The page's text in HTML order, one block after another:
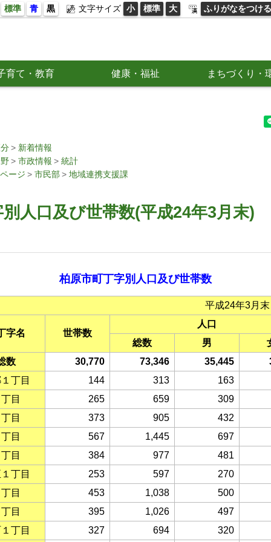
標準 青 黒 文字サイズ 小 標準 大 ふりがなをつける
育て・教育 健康・福祉 まちづくり・
新着情報
市政情報
統計
ージ
市民部 地域連携支援課
人口及び世帯数(平成24年3月末)
柏原市町丁字別人口及び世帯数
平成24年3月
字名 世帯数
人口
総数
男
数
30,770 73,346 35,445
丁目
144 313
163
目
265 659
309
目
373 905
432
目
567 1,445
697
目
384 977
481
丁目
253 597
270
目
453 1,038
500
目
395 1,026
497
丁目
327 694 320